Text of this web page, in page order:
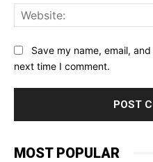
Save my name, email,
next time I comment.
MOST POPULAR